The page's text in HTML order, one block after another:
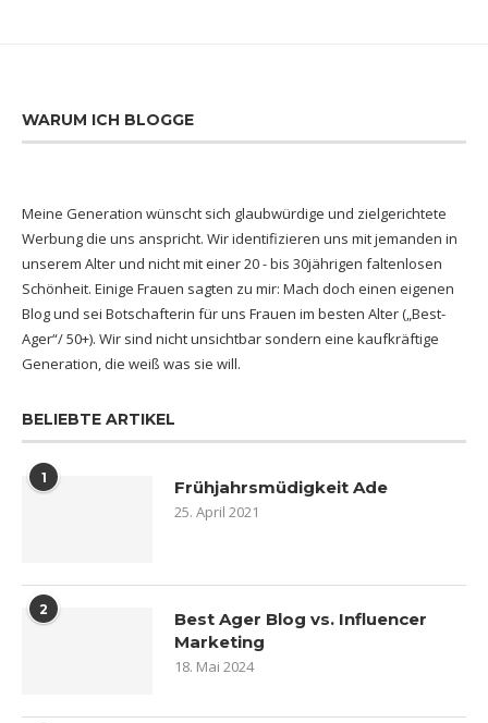
WARUM ICH BLOGGE
Meine Generation wünscht sich glaubwürdige und zielgerichtete
Werbung die uns anspricht. Wir identifizieren uns mit jemanden in
unserem Alter und nicht mit einer 20 - bis 30jährigen faltenlosen
Schönheit. Einige Frauen sagten zu mir: Mach doch einen eigenen
Blog und sei Botschafterin für uns Frauen im besten Alter („Best-
Ager“/ 50+). Wir sind nicht unsichtbar sondern eine kaufkräftige
Generation, die weiß was sie will.
BELIEBTE ARTIKEL
1 Frühjahrsmüdigkeit Ade
25. April 2021
2
Best Ager Blog vs. Influencer
Marketing
18. Mai 2024